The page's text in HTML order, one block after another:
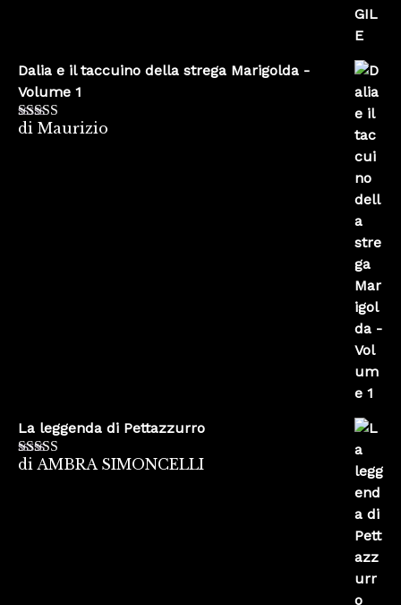
Dalia e il taccuino della strega Marigolda -
Volume 1
Valutato4
di Maurizio
La leggenda di Pettazzurro
Valutato5su
di AMBRA SIMONCELLI